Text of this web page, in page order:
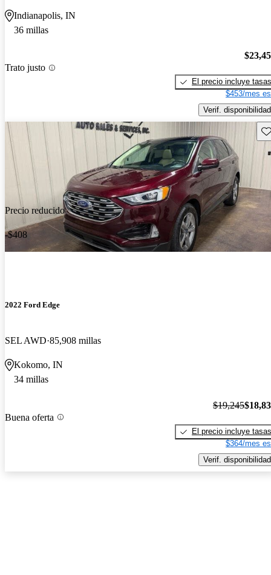
Indianapolis, IN
36 millas
Trato justo
El precio incluye tasas
$453/mes
Verif. disponibilidad
Precio reducido
-$408
2022 Ford Edge
SEL AWD 85,908 millas
Kokomo, IN
34 millas
Buena oferta
$19,245
El precio incluye tasas
$364/mes
Verif. disponibilidad